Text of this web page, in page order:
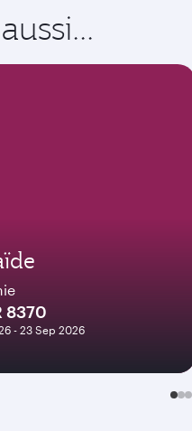
8370
- 23 Sep 2026